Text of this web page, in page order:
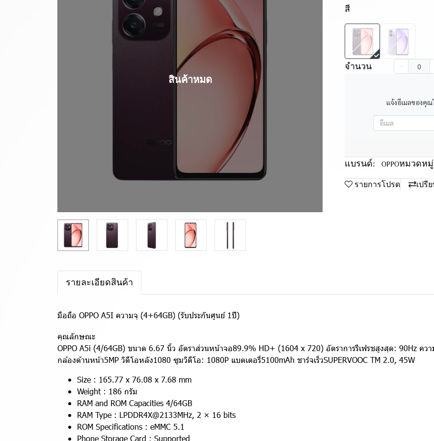
สินค้าหมด
สี
จำนวน
แจ้งอีเมลของคุณ
แบรนด์: OPPOหมวดห
รายการโปรด เปรี
รายละเอียดสินค้า
มือถือ OPPO A5I ความจุ (4+64GB) (รับประกันศูนย์ 1ปี)
คุณลักษณะ
OPPO A5i (4/64GB) ขนาด 6.67 นิ้ว อัตราส่วนหน้าจอ89.9% HD+ (1604 x 720) อัตราการรีเฟรชสูงสุด: 90Hz ค
กล้องด้านหน้า5MP วิดีโอหลัง1080 ซูมวิดีโอ: 1080P แบตเตอรี่5100mAh ชาร์จเร็วSUPERVOOC TM 2.0, 45W
Size : 165.77 x 76.08 x 7.68 mm
Weight : 186 กรัม
RAM and ROM Capacities 4/64GB
RAM Type : LPDDR4X@2133MHz, 2 × 16 bits
ROM Specifications : eMMC 5.1
Phone Storage Card : Supported